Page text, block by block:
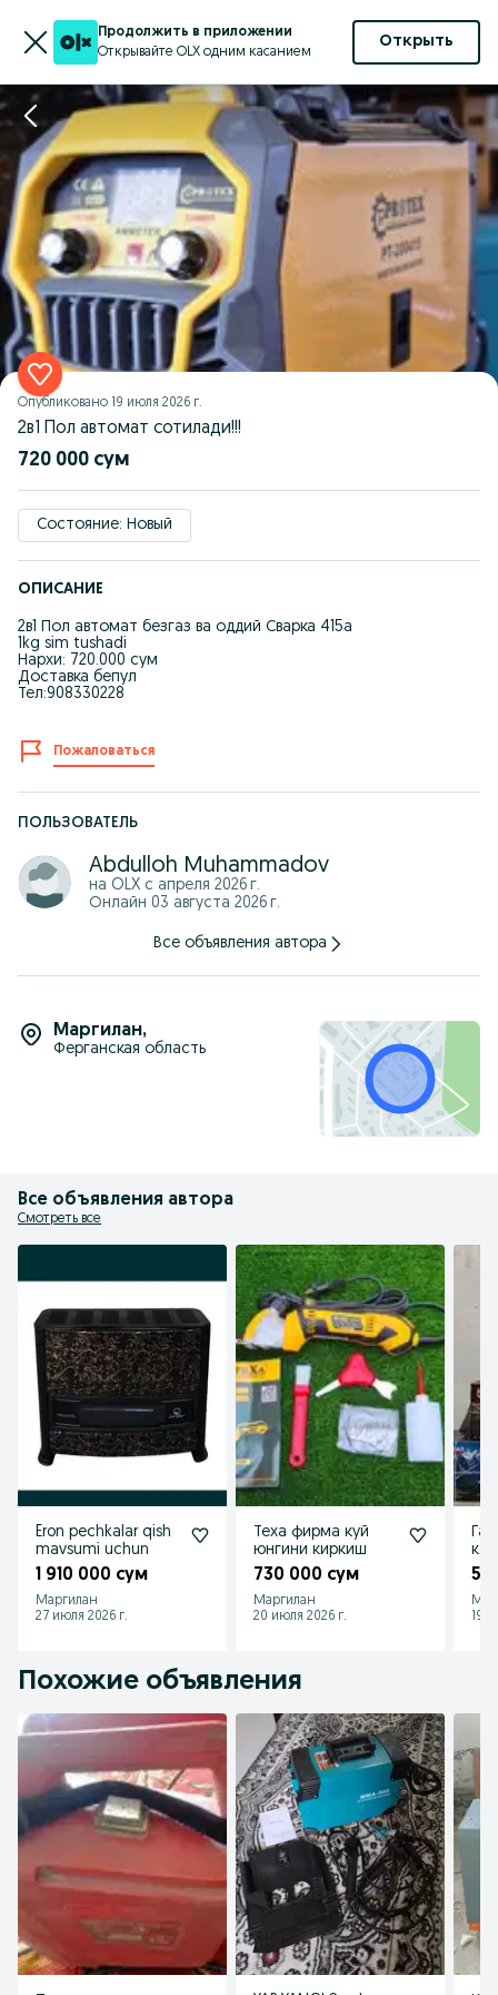
Продолжить в приложении
Открывайте OLX одним касанием
Открыть
Опубликовано 19 июля 2026 г.
2в1 Пол автомат сотилади!!!
720 000 сум
Состояние: Новый
ОПИСАНИЕ
2в1 Пол автомат безгаз ва оддий Сварка 415а
1kg sim tushadi
Нархи: 720.000 сум
Доставка бепул
Тел:908330228
Пожаловаться
ПОЛЬЗОВАТЕЛЬ
Abdulloh Muhammadov
на OLX с апреля 2026 г.
Онлайн 03 августа 2026 г.
Все объявления автора
Маргилан,
Ферганская область
Все объявления автора
Смотреть все
Eron pechkalar qish
mavsumi uchun
1 910 000 сум
Маргилан
27 июля 2026 г.
Теха фирма куй
юнгини киркиш
730 000 сум
Маргилан
20 июля 2026 г.
19
Похожие объявления